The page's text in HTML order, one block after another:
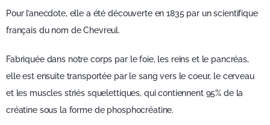
Pour l’anecdote, elle a été découverte en 1835 par un scientifique
français du nom de Chevreul.
Fabriquée dans notre corps par le foie, les reins et le pancréas,
elle est ensuite transportée par le sang vers le coeur, le cerveau
et les muscles striés squelettiques, qui contiennent 95% de la
créatine sous la forme de phosphocréatine.